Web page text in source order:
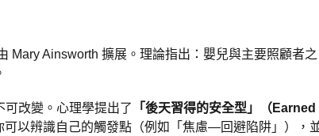
Mary Ainsworth 擴展。理論指出：嬰兒與主要照顧者之
改變。心理學提出了
「後天習得的安全型」（Earned
以辨識自己的觸發點（例如「焦慮—回避陷阱」），